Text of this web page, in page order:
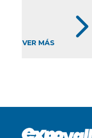
VER MÁS 5